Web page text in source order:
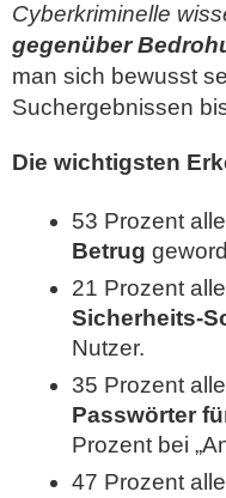
Cyberkriminelle
gegenüber
man sich bewusst
Suchergebnissen
Die wichtigsten
53 Prozent
Betrug
21 Prozent
Sicherheits-
Nutzer.
35 Prozent
Passwörter
Prozent bei
47 Prozent